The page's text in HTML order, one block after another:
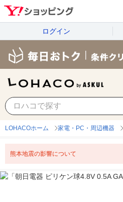
ログイン
LOHACOホーム 家電・PC・周辺機器
熊本地震の影響について